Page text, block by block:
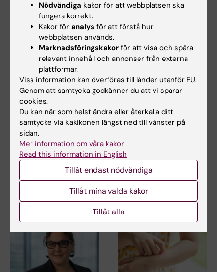
Lehtiö vid KI får…
15 jul 2026
Helena Karlström får
Novo Nordisk-anslag
för forskning om ny
behandling vid
småkärlssjukdom
Helena Karlström, lektor och
docent vid Karolinska
10 jul 2026
Novo Nordisk-anslag
nydanande tester av
läkemedel
Vid kardiometabola
sjukdomar som typ-2
diabetes och åderförkalkning…
Nödvändiga kakor för att webbplatsen ska
fungera korrekt.
Kakor för analys för att förstå hur
webbplatsen används.
Marknadsföringskakor för att visa och spåra
relevant innehåll och annonser från externa
plattformar.
Viss information kan överföras till länder utanför EU.
Genom att samtycka godkänner du att vi sparar
cookies.
Du kan när som helst ändra eller återkalla ditt
samtycke via kakikonen längst ned till vänster på
sidan.
Mer information om våra kakor
Read this information in English
Tillåt endast nödvändiga
Tillåt mina valda kakor
Tillåt alla